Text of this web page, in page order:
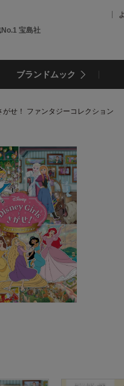
宝島社
ブランドムック
せ！ ファンタジーコレクション